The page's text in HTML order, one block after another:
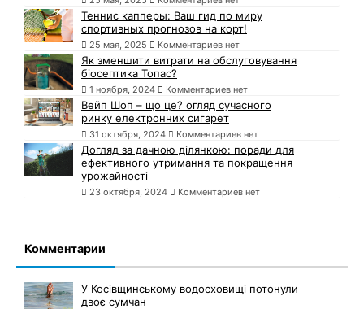
Теннис капперы: Ваш гид по миру
спортивных прогнозов на корт!
25 мая, 2025 Комментариев нет
Як зменшити витрати на обслуговування
біосептика Топас?
1 ноября, 2024 Комментариев нет
Вейп Шоп – що це? огляд сучасного
ринку електронних сигарет
31 октября, 2024 Комментариев нет
Догляд за дачною ділянкою: поради для
ефективного утримання та покращення
урожайності
23 октября, 2024 Комментариев нет
Комментарии
У Косівщинському водосховищі потонули
двоє сумчан